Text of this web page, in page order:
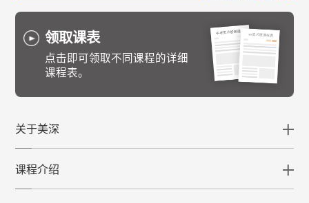
领取课表
点击即可领取不同课程的详细
课程表。
关于美深
课程介绍